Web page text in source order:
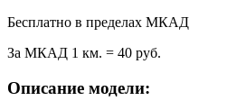
Бесплатно в пределах МКАД
За МКАД 1 км. = 40 руб.
Описание модели: